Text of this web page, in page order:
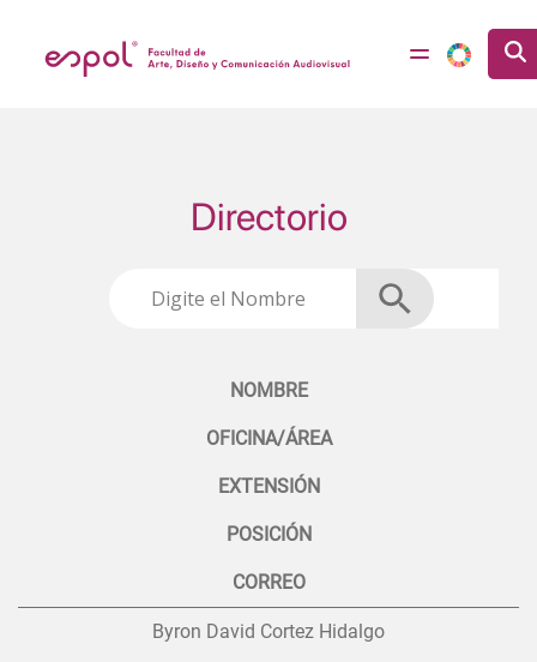
Directorio
NOMBRE
OFICINA/ÁREA
EXTENSIÓN
POSICIÓN
CORREO
Byron David Cortez Hidalgo